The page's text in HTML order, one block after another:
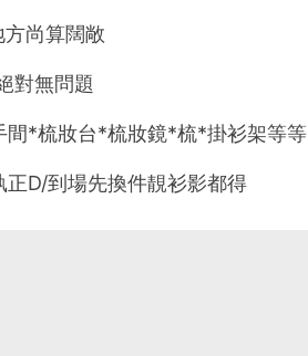
尚算闊敞
對無問題
間*梳妝台*梳妝鏡*梳*掛衫架等等
正D/到場先換件靚衫影都得